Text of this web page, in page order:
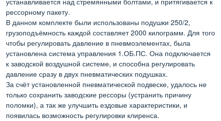
рессорному пакету.
В данном комплекте были использованы подушки 250/2,
грузоподъёмность каждой составляет 2000 килограмм. Для того
чтобы регулировать давление в пневмоэлементах, была
установлена система управления 1.ОБ.ПС. Она подключается
к заводской воздушной системе, и способна регулировать
давление сразу в двух пневматических подушках.
За счёт установленной пневматической подвеске, удалось не
только сохранить заводские рессоры (устранить причину
поломки), а так же улучшить ездовые характеристики, и
появилась возможность регулировки клиренса.